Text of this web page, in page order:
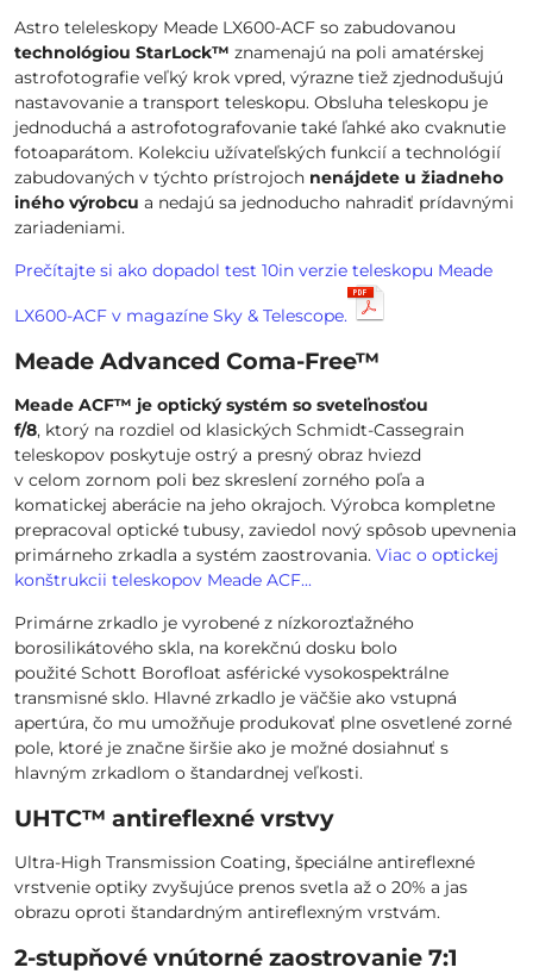
Astro teleleskopy Meade LX600-ACF so zabudovanou
technológiou StarLock™ znamenajú na poli amatérskej
astrofotografie veľký krok vpred, výrazne tiež zjednodušujú
nastavovanie a transport teleskopu. Obsluha teleskopu je
jednoduchá a astrofotografovanie také ľahké ako cvaknutie
fotoaparátom. Kolekciu užívateľských funkcií a technológií
zabudovaných v týchto prístrojoch nenájdete u žiadneho
iného výrobcu a nedajú sa jednoducho nahradiť prídavnými
zariadeniami.
Prečítajte si ako dopadol test 10in verzie teleskopu Meade
LX600-ACF v magazíne Sky & Telescope.
Meade Advanced Coma-Free™
Meade ACF™ je optický systém so sveteľnosťou
f/8, ktorý na rozdiel od klasických Schmidt-Cassegrain
teleskopov poskytuje ostrý a presný obraz hviezd
v celom zornom poli bez skreslení zorného poľa a
komatickej aberácie na jeho okrajoch. Výrobca kompletne
prepracoval optické tubusy, zaviedol nový spôsob upevnenia
primárneho zrkadla a systém zaostrovania. Viac o optickej
konštrukcii teleskopov Meade ACF...
Primárne zrkadlo je vyrobené z nízkorozťažného
borosilikátového skla, na korekčnú dosku bolo
použité Schott Borofloat asférické vysokospektrálne
transmisné sklo. Hlavné zrkadlo je väčšie ako vstupná
apertúra, čo mu umožňuje produkovať plne osvetlené zorné
pole, ktoré je značne širšie ako je možné dosiahnuť s
hlavným zrkadlom o štandardnej veľkosti.
UHTC™ antireflexné vrstvy
Ultra-High Transmission Coating, špeciálne antireflexné
vrstvenie optiky zvyšujúce prenos svetla až o 20% a jas
obrazu oproti štandardným antireflexným vrstvám.
2-stupňové vnútorné zaostrovanie 7:1